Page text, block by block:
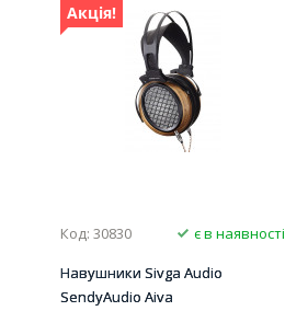
Акція!
Код: 30830
є в наявності
Навушники Sivga Audio
SendyAudio Aiva